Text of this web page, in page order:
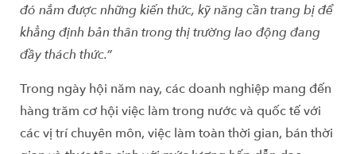
đó nắm được những kiến thức, kỹ năng cần trang bị để
khẳng định bản thân trong thị trường lao động đang
đầy thách thức.”
Trong ngày hội năm nay, các doanh nghiệp mang đến
hàng trăm cơ hội việc làm trong nước và quốc tế với
các vị trí chuyên môn, việc làm toàn thời gian, bán thời